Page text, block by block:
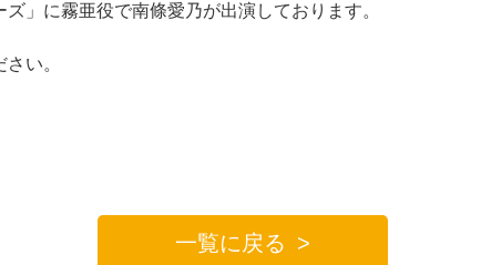
」に霧亜役で南條愛乃が出演しております。
い。
一覧に戻る